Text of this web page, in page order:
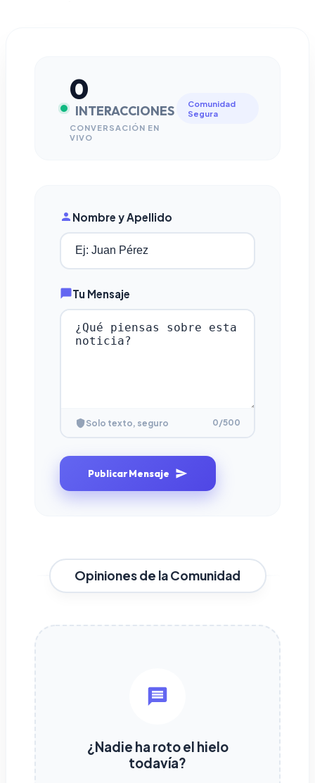
0
INTERACCIONES
CONVERSACIÓN EN
VIVO
Comunidad
Segura
Nombre y Apellido
Tu Mensaje
Solo texto, seguro 0/500
Publicar Mensaje
Opiniones de la Comunidad
¿Nadie ha roto el hielo
todavía?